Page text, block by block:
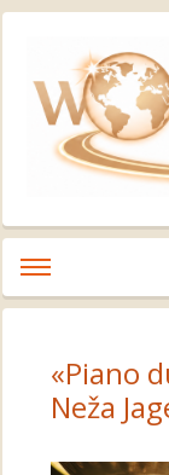
«Piano
Neža